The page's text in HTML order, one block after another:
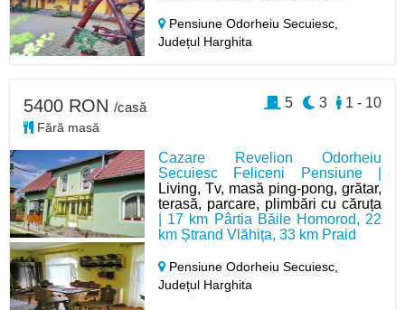
Pensiune Odorheiu Secuiesc,
Județul Harghita
Cazare Revelion Odorheiu
Secuiesc Feliceni Pensiune |
Living, Tv, masă ping-pong, grătar,
terasă, parcare, plimbări cu căruța
| 17 km Pârtia Băile Homorod, 22
km Ștrand Vlăhița, 33 km Praid
Pensiune Odorheiu Secuiesc,
Județul Harghita
5400 RON /casă
Fără masă
1 - 10
3
5